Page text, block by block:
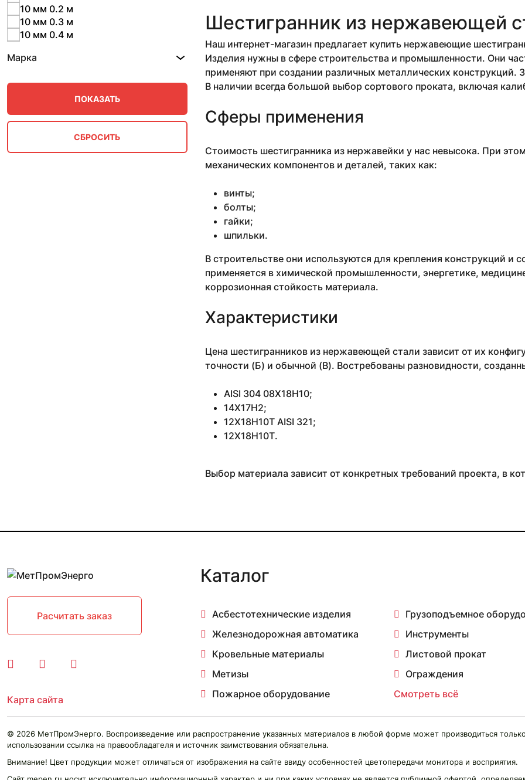
10 мм 0.2 м
10 мм 0.3 м
10 мм 0.4 м
10 мм 0.57 м
10 мм 0.78 м
10 мм 0.79-1 м
10 мм 0.87 м
10 мм 1 м
10 мм 1.25-1.97 м
10 мм 1.42-1.5 м
11 мм 3.26-4.7 м
11 мм 4.1 м
12 мм
12 мм 0.1 м
12 мм 0.15 м
12 мм 0.2 м
12 мм 0.3 м
12 мм 0.4 м
12 мм 0.455 м
Марка
Шестигранник из нержавеющей
Наш интернет-магазин предлагает купить нержавеющие
Изделия нужны в сфере строительства и промышленности. Они
применяют при создании различных металлических
В наличии всегда большой выбор сортового проката, включая
Сферы применения
Стоимость шестигранника из нержавейки у нас невысока. При
механических компонентов и деталей, таких как:
винты;
болты;
гайки;
шпильки.
В строительстве они используются для крепления конструкций и
применяется в химической промышленности, энергетике,
коррозионная стойкость материала.
Характеристики
Цена шестигранников из нержавеющей стали зависит от их
точности (Б) и обычной (В). Востребованы разновидности,
AISI 304 08Х18Н10;
14Х17Н2;
12Х18Н10Т AISI 321;
12Х18Н10Т.
Выбор материала зависит от конкретных требований проекта, в
Расчитать заказ
Карта сайта
Каталог
Асбестотехнические изделия
Грузоподъемное
Железнодорожная автоматика
Инструменты
Кровельные материалы
Листовой прокат
Метизы
Ограждения
Пожарное оборудование
Смотреть всё
© 2026 МетПромЭнерго. Воспроизведение или распространение указанных материалов в любой форме может производиться
использовании ссылка на правообладателя и источник заимствования обязательна.
Внимание! Цвет продукции может отличаться от изображения на сайте ввиду особенностей цветопередачи монитора и восприятия.